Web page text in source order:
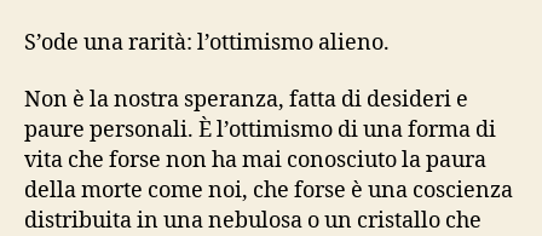
S’ode una rarità: l’ottimismo alieno.
Non è la nostra speranza, fatta di desideri e
paure personali. È l’ottimismo di una forma di
vita che forse non ha mai conosciuto la paura
della morte come noi, che forse è una coscienza
distribuita in una nebulosa o un cristallo che